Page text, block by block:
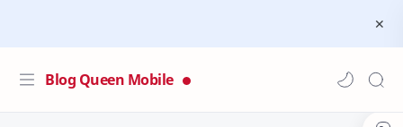
Blog Queen Mobile